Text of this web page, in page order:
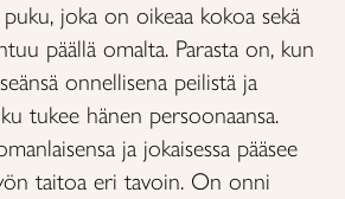
joka on oikeaa kokoa sekä
päällä omalta. Parasta on, kun
onnellisena peilistä ja
tukee hänen persoonaansa.
ja jokaisessa pääsee
taitoa eri tavoin. On onni